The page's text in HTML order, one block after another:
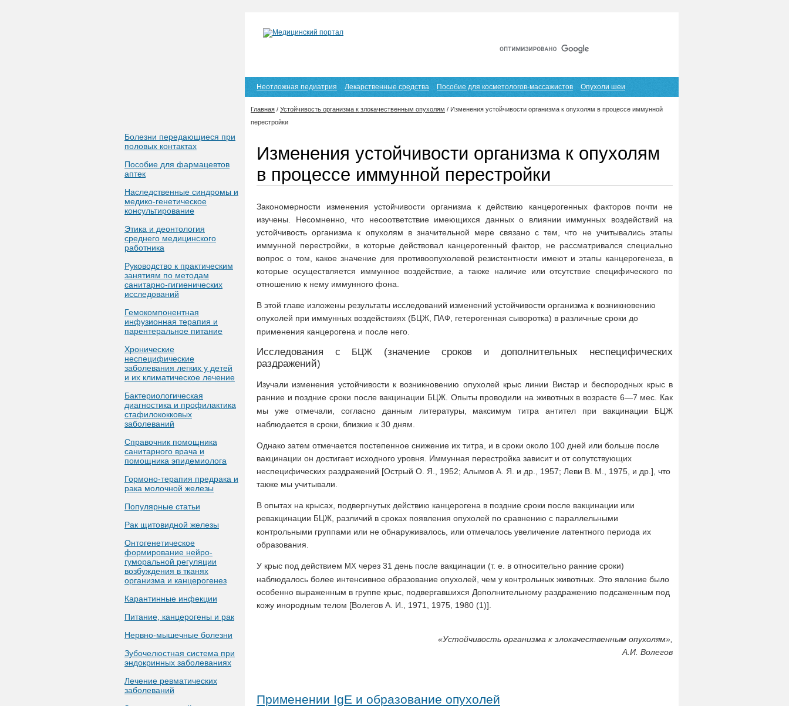
Болезни передающиеся при
половых контактах
Пособие для фармацевтов
аптек
Наследственные синдромы и
медико-генетическое
консультирование
Этика и деонтология
среднего медицинского
работника
Руководство к практическим
занятиям по методам
санитарно-гигиенических
исследований
Гемокомпонентная
инфузионная терапия и
парентеральное питание
Хронические
неспецифические
заболевания легких у детей
и их климатическое лечение
Бактериологическая
диагностика и профилактика
стафилококковых
заболеваний
Справочник помощника
санитарного врача и
помощника эпидемиолога
Гормоно-терапия предрака и
рака молочной железы
Популярные статьи
Рак щитовидной железы
Онтогенетическое
формирование нейро-
гуморальной регуляции
возбуждения в тканях
организма и канцерогенез
Карантинные инфекции
Питание, канцерогены и рак
Нервно-мышечные болезни
Зубочелюстная система при
эндокринных заболеваниях
Лечение ревматических
заболеваний
Неотложная педиатрия Лекарственные средства Пособие для косметологов-массажистов Опухоли шеи
Главная / Устойчивость организма к злокачественным опухолям / Изменения устойчивости организма к опухолям в процессе иммунной
перестройки
Изменения устойчивости организма к опухолям
в процессе иммунной перестройки
Закономерности изменения устойчивости организма к действию канцерогенных факторов почти не
изучены. Несомненно, что несоответствие имеющихся данных о влиянии иммунных воздействий на
устойчивость организма к опухолям в значительной мере связано с тем, что не учитывались этапы
иммунной перестройки, в которые действовал канцерогенный фактор, не рассматривался специально
вопрос о том, какое значение для противоопухолевой резистентности имеют и этапы канцерогенеза, в
которые осуществляется иммунное воздействие, а также наличие или отсутствие специфического по
отношению к нему иммунного фона.
В этой главе изложены результаты исследований изменений устойчивости организма к возникновению
опухолей при иммунных воздействиях (БЦЖ ПАФ
, гетерогенная сыворотка) в различные сроки до
применения канцерогена и после него.
Исследования с БЦЖ
(значение сроков и дополнительных неспецифических
раздражений)
Изучали изменения устойчивости к возникновению опухолей крыс линии Вистар и беспородных крыс в
ранние и поздние сроки после вакцинации БЦЖ . Опыты проводили на животных в возрасте 6—7 мес. Как
мы уже отмечали, согласно данным литературы, максимум титра антител при вакцинации
БЦЖ
наблюдается в сроки, близкие к 30 дням.
Однако затем отмечается постепенное снижение их титра, и в сроки около 100 дней или больше после
вакцинации он достигает исходного уровня. Иммунная перестройка зависит и от сопутствующих
неспецифических раздражений [Острый О. Я., 1952; Алымов А. Я. и др., 1957; Леви В. М., 1975, и др.], что
также мы учитывали.
В опытах на крысах, подвергнутых действию канцерогена в поздние сроки после вакцинации или
ревакцинации БЦЖ , различий в сроках появления опухолей по сравнению с параллельными
контрольными группами или не обнаруживалось, или отмечалось увеличение латентного периода их
образования.
У крыс под действием MX через 31 день после вакцинации (т. е. в относительно ранние сроки)
наблюдалось более интенсивное образование опухолей, чем у контрольных животных. Это явление было
особенно выраженным в группе крыс, подвергавшихся Дополнительному раздражению подсаженным под
кожу инородным телом [Волегов А. И., 1971, 1975, 1980 (1)].
«Устойчивость организма к злокачественным опухолям»,
А.И. Волегов
Применении IgE и образование опухолей